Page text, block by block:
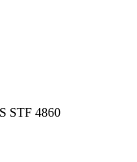
STF 4860